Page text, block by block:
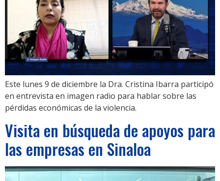
Este lunes 9 de diciembre la Dra. Cristina Ibarra participó
en entrevista en imagen radio para hablar sobre las
pérdidas económicas de la violencia.
Visita en búsqueda de apoyos para
las empresas en Sinaloa